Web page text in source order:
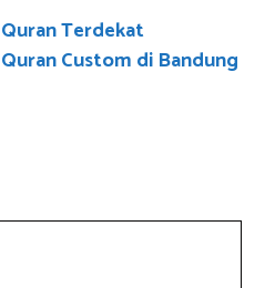
Terdekat
Custom di Bandung